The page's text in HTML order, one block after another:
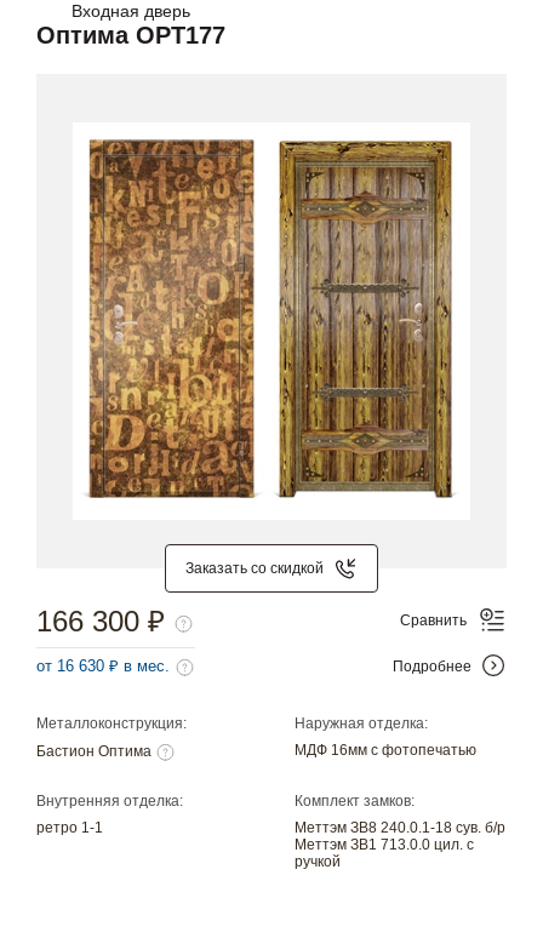
Входная дверь
Оптима OPT177
Заказать со скидкой
Металлоконструкция:
Бастион Оптима
Наружная отделка:
МДФ 16мм с фотопечатью
Внутренняя отделка:
ретро 1-1
Комплект замков:
Меттэм ЗВ8 240.0.1-18 сув. б/р
Меттэм ЗВ1 713.0.0 цил. с
ручкой
166 300 ₽
от 16 630 ₽ в мес.
Сравнить
Подробнее